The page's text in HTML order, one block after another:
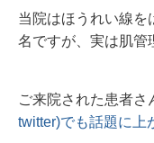
当院はほうれい線を
名ですが、実は肌管
ご来院された患者さ
twitter)でも話題に上